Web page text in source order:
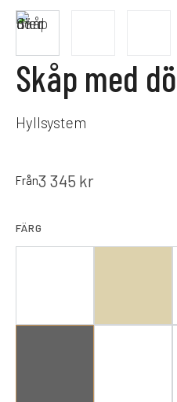
Skåp med
Hyllsystem
Från3 345 kr
FÄRG